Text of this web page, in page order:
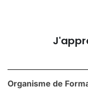
Organisme de